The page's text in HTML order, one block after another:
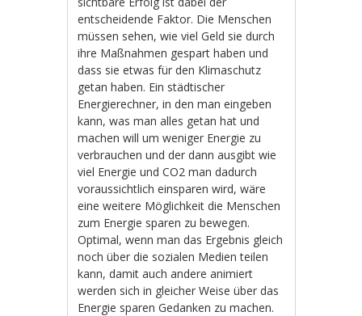
entscheidende Faktor. Die Menschen
müssen sehen, wie viel Geld sie durch
ihre Maßnahmen gespart haben und
dass sie etwas für den Klimaschutz
getan haben. Ein städtischer
Energierechner, in den man eingeben
kann, was man alles getan hat und
machen will um weniger Energie zu
verbrauchen und der dann ausgibt wie
viel Energie und CO2 man dadurch
voraussichtlich einsparen wird, wäre
eine weitere Möglichkeit die Menschen
zum Energie sparen zu bewegen.
Optimal, wenn man das Ergebnis gleich
noch über die sozialen Medien teilen
kann, damit auch andere animiert
werden sich in gleicher Weise über das
Energie sparen Gedanken zu machen.